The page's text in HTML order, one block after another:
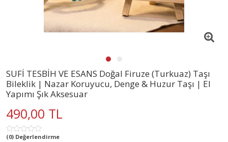
SUFİ TESBİH VE ESANS Doğal Firuze (Turkuaz) Taşı
Bileklik | Nazar Koruyucu, Denge & Huzur Taşı | El
Yapımı Şık Aksesuar
490,00 TL
(0) Değerlendirme